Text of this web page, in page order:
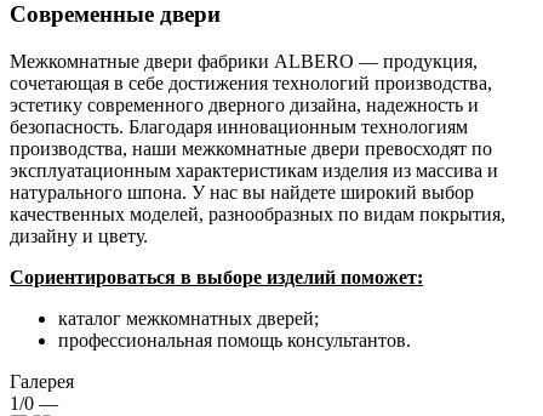
Современные двери
Межкомнатные двери фабрики ALBERO — продукция,
сочетающая в себе достижения технологий производства,
эстетику современного дверного дизайна, надежность и
безопасность. Благодаря инновационным технологиям
производства, наши межкомнатные двери превосходят по
эксплуатационным характеристикам изделия из массива и
натурального шпона. У нас вы найдете широкий выбор
качественных моделей, разнообразных по видам покрытия,
дизайну и цвету.
Сориентироваться в выборе изделий поможет:
каталог межкомнатных дверей;
профессиональная помощь консультантов.
Галерея
1/0 —